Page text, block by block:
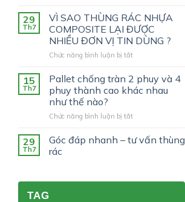
tìm
hiểu
chứng
nhận
UN
phuy
nhựa
200L
khẩu?
29
Th7
VÌ SAO THÙNG RÁC NHỰA
COMPOSITE LẠI ĐƯỢC
NHIỀU ĐƠN VỊ TIN DÙNG ?
Chức năng bình luận bị tắtở
SAO
THÙNG
RÁC
COMPOSITE
ĐƯỢC
15
Th7
Pallet chống tràn 2 phuy và 4
phuy thành cao khác nhau
như thế nào?
Chức năng bình luận bị tắtở
chống
tràn
29
Th7
Góc đáp nhanh – tư vấn thùng
rác
TAG